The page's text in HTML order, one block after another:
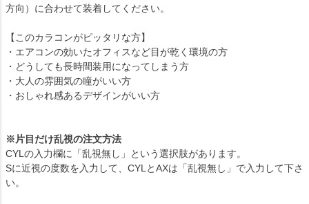
方向）に合わせて装着してください。
【このカラコンがピッタリな方】
・エアコンの効いたオフィスなど目が乾く環境の方
・どうしても長時間装用になってしまう方
・大人の雰囲気の瞳がいい方
・おしゃれ感あるデザインがいい方
※片目だけ乱視の注文方法
CYLの入力欄に「乱視無し」という選択肢があります。
Sに近視の度数を入力して、CYLとAXは「乱視無し」で入力して下さ
い。